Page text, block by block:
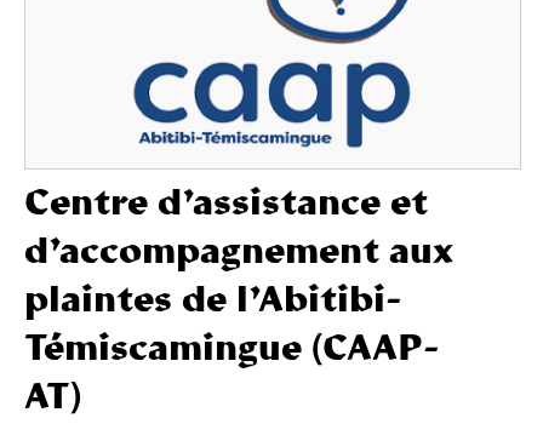
Centre d’assistance et
d’accompagnement aux
plaintes de l’Abitibi-
Témiscamingue (CAAP-
AT)